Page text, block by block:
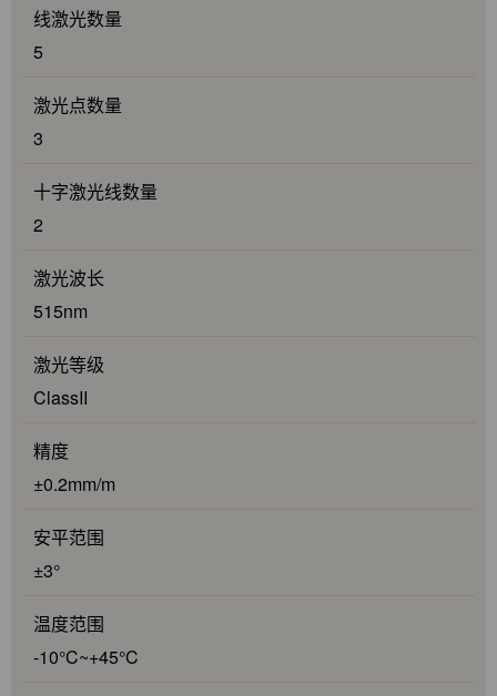
线激光数量
5
激光点数量
3
十字激光线数量
2
激光波长
515nm
激光等级
ClassII
精度
±0.2mm/m
安平范围
±3°
温度范围
-10°C~+45°C